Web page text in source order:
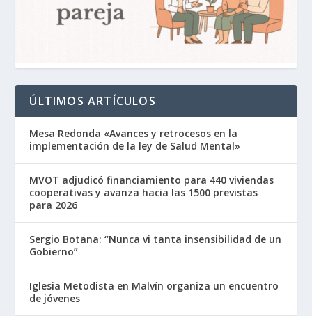
ÚLTIMOS ARTÍCULOS
Mesa Redonda «Avances y retrocesos en la
implementación de la ley de Salud Mental»
MVOT adjudicó financiamiento para 440 viviendas
cooperativas y avanza hacia las 1500 previstas
para 2026
Sergio Botana: “Nunca vi tanta insensibilidad de un
Gobierno”
Iglesia Metodista en Malvín organiza un encuentro
de jóvenes